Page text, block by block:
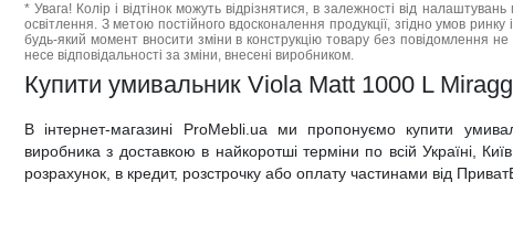
* Увага! Колір і відтінок можуть відрізнятися, в залежності від
освітлення. З метою постійного вдосконалення продукції, згідно умов
будь-який момент вносити зміни в конструкцію товару без повідомлення
несе відповідальності за зміни, внесені виробником.
Купити умивальник Viola Matt 1000 L
В інтернет-магазині ProMebli.ua ми пропонуємо купити
виробника з доставкою в найкоротші терміни по всій Україні,
розрахунок, в кредит, розстрочку або оплату частинами від